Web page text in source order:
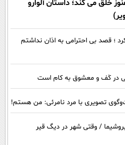
92 سالگی هنوز خلق می کند؛ داستان آلوارو
؛ قصد بی احترامی به اذان نداشتم
مِی در کَف و معشوق به کام است
تصویری با مرد نامرئی: من هستم!
؛ هیروشیما / وقتی شهر در دیگ قیر